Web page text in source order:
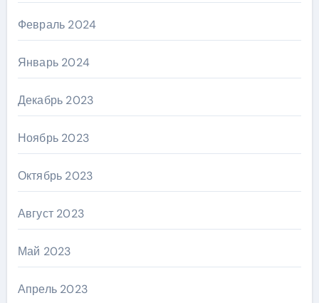
Февраль 2024
Январь 2024
Декабрь 2023
Ноябрь 2023
Октябрь 2023
Август 2023
Май 2023
Апрель 2023